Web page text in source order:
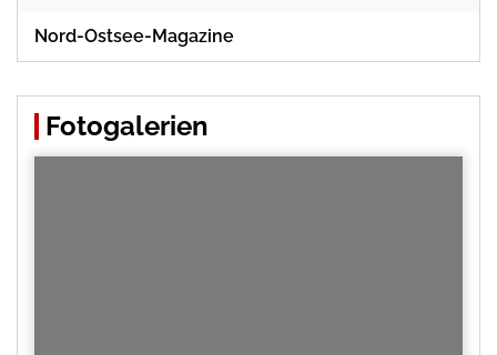
Nord-Ostsee-Magazine
Fotogalerien